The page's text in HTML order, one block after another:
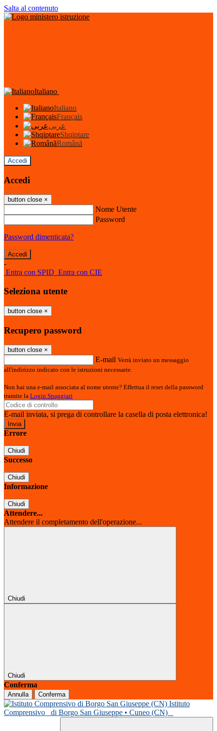
Salta al contenuto
Italiano
Italiano
Français
عربى
Shqiptare
Română
Accedi
Accedi
button close ×
Nome Utente
Password
Password dimenticata?
-
Entra con SPID Entra con CIE
Seleziona utente
button close ×
Recupero password
button close ×
E-mail Verrà inviato un messaggio
all'indirizzo indicato con le istruzioni necessarie.
Non hai una e-mail associata al nome utente? Effettua il reset della password
tramite la Login Spaggiari
E-mail inviata, si prega di controllare la casella di posta elettronica!
Errore
Chiudi
Successo
Chiudi
Informazione
Chiudi
Attendere...
Attendere il completamento dell'operazione...
Chiudi
Chiudi
Conferma
Annulla Conferma
Istituto
Comprensivo
di Borgo San Giuseppe • Cuneo (CN)